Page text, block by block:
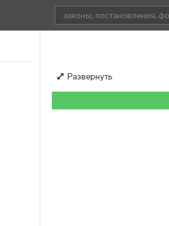
Развернуть